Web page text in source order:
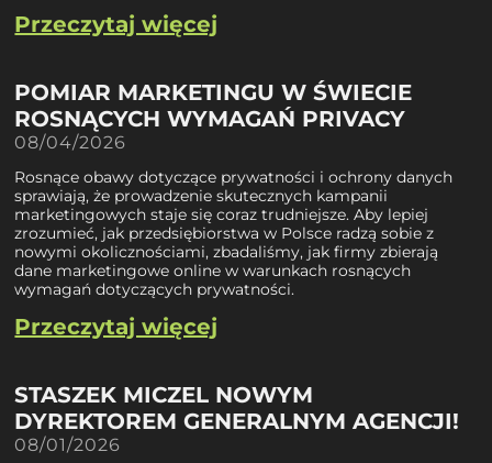
Przeczytaj więcej
POMIAR MARKETINGU W ŚWIECIE
ROSNĄCYCH WYMAGAŃ PRIVACY
08/04/2026
Rosnące obawy dotyczące prywatności i ochrony danych
sprawiają, że prowadzenie skutecznych kampanii
marketingowych staje się coraz trudniejsze. Aby lepiej
zrozumieć, jak przedsiębiorstwa w Polsce radzą sobie z
nowymi okolicznościami, zbadaliśmy, jak firmy zbierają
dane marketingowe online w warunkach rosnących
wymagań dotyczących prywatności.
Przeczytaj więcej
STASZEK MICZEL NOWYM
DYREKTOREM GENERALNYM AGENCJI!
08/01/2026